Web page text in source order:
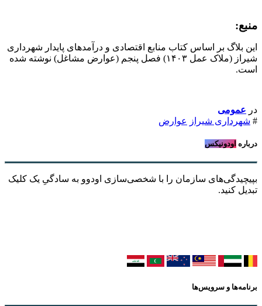
منبع:
این بلاگ بر اساس کتاب منابع اقتصادی و درآمدهای پایدار شهرداری
شیراز (ملاک عمل ۱۴۰۳) فصل پنجم (‌عوارض مشاغل) نوشته شده
است.
در عمومی
# شهرداری شیراز عوارض
درباره اودونیکس
بپیچیدگی‌های سازمان را با شخصی‌سازی اودوو به سادگیِ یک کلیک
تبدیل کنید.
برنامه‌ها و سرویس‌ها